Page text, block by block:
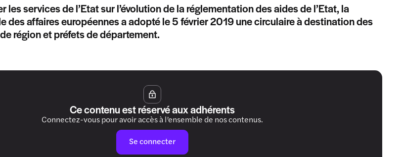
les services de l’Etat sur l’évolution de la réglementation des aides de l’Etat, la
des affaires européennes a adopté le 5 février 2019 une circulaire à destination des
région et préfets de département.
Ce contenu est réservé aux adhérents
Connectez-vous pour avoir accès à l’ensemble de nos contenus.
Se connecter